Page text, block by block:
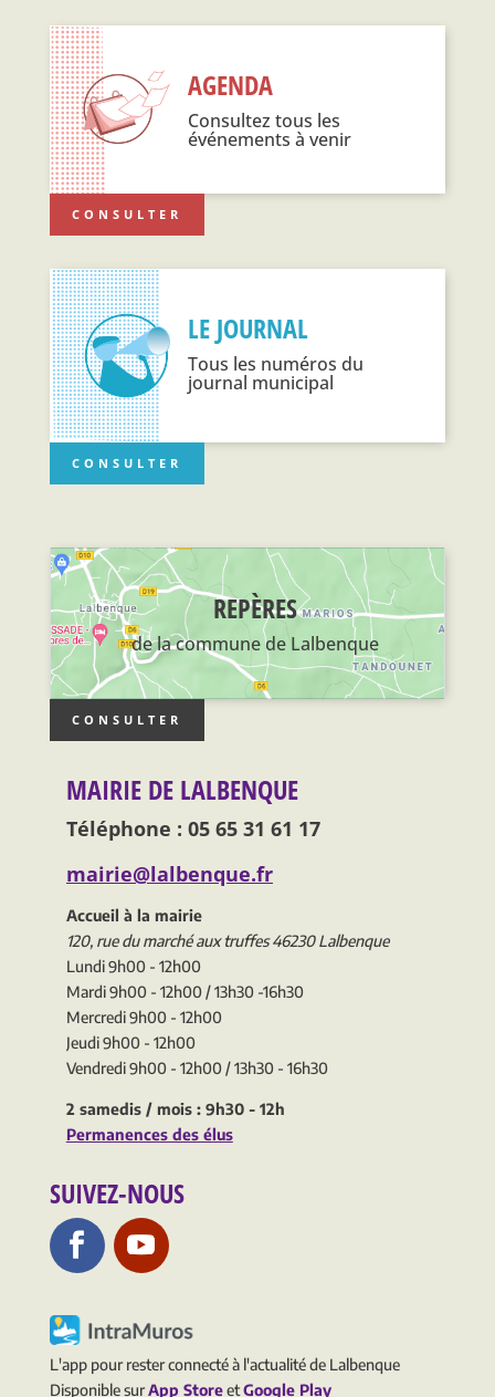
AGENDA
Consultez tous les
événements à venir
CONSULTER
LE JOURNAL
Tous les numéros du
journal municipal
CONSULTER
REPÈRES
de la commune de Lalbenque
CONSULTER
MAIRIE DE LALBENQUE
Téléphone : 05 65 31 61 17
mairie@lalbenque.fr
Accueil à la mairie
120, rue du marché aux truffes 46230 Lalbenque
Lundi 9h00 - 12h00
Mardi 9h00 - 12h00 / 13h30 -16h30
Mercredi 9h00 - 12h00
Jeudi 9h00 - 12h00
Vendredi 9h00 - 12h00 / 13h30 - 16h30
2 samedis / mois : 9h30 - 12h
Permanences des élus
SUIVEZ-NOUS
L'app pour rester connecté à l'actualité de Lalbenque
Disponible surApp StoreetGoogle Play